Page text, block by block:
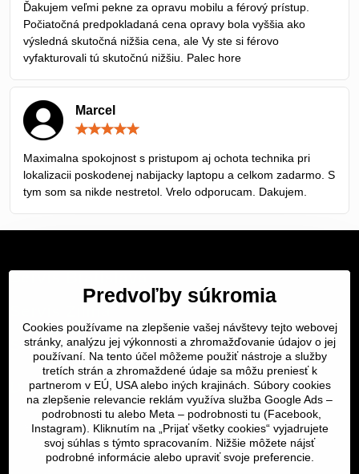
5
Ďakujem veľmi pekne za opravu mobilu a férový prístup.
Počiatočná predpokladaná cena opravy bola vyššia ako
výsledná skutočná nižšia cena, ale Vy ste si férovo
vyfakturovali tú skutočnú nižšiu. Palec hore
Marcel
5
Maximalna spokojnost s pristupom aj ochota technika pri
lokalizacii poskodenej nabijacky laptopu a celkom zadarmo. S
tym som sa nikde nestretol. Vrelo odporucam. Dakujem.
Servis Bratislava
Servis Košice
Dôležité odkazy
SERVIS KURIÉROM
Predvoľby súkromia
Cookies používame na zlepšenie vašej návštevy tejto webovej
stránky, analýzu jej výkonnosti a zhromažďovanie údajov o jej
používaní. Na tento účel môžeme použiť nástroje a služby
tretích strán a zhromaždené údaje sa môžu preniesť k
partnerom v EÚ, USA alebo iných krajinách. Súbory cookies
na zlepšenie relevancie reklám využíva služba Google Ads –
podrobnosti tu alebo Meta – podrobnosti tu (Facebook,
Instagram). Kliknutím na „Prijať všetky cookies“ vyjadrujete
svoj súhlas s týmto spracovaním. Nižšie môžete nájsť
podrobné informácie alebo upraviť svoje preferencie.